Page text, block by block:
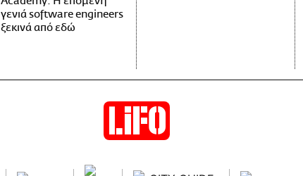
γενιά software engineers
ξεκινά από εδώ